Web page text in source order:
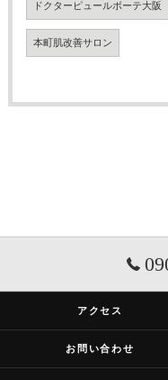
ドクターピュールボーテ大阪
本町肌改善サロン
アクセス
お問い合わせ